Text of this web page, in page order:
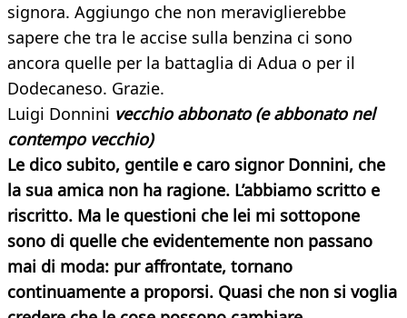
signora. Aggiungo che non meraviglierebbe
sapere che tra le accise sulla benzina ci sono
ancora quelle per la battaglia di Adua o per il
Dodecaneso. Grazie.
Luigi Donnini vecchio abbonato (e abbonato nel
contempo vecchio)
Le dico subito, gentile e caro signor Donnini, che
la sua amica non ha ragione. L’abbiamo scritto e
riscritto. Ma le questioni che lei mi sottopone
sono di quelle che evidentemente non passano
mai di moda: pur affrontate, tornano
continuamente a proporsi. Quasi che non si voglia